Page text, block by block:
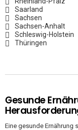
Saarland
Sachsen
Sachsen-Anhalt
Schleswig-Holstein
Thüringen
Gesunde
Eine gesunde Ernährung